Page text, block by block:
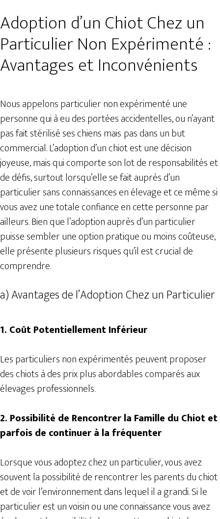
Adoption d’un Chiot Chez un
Particulier Non Expérimenté :
Avantages et Inconvénients
Nous appelons particulier non expérimenté une
personne qui à eu des portées accidentelles, ou n’ayant
pas fait stérilisé ses chiens mais pas dans un but
commercial. L’adoption d’un chiot est une décision
joyeuse, mais qui comporte son lot de responsabilités et
de défis, surtout lorsqu’elle se fait auprès d’un
particulier sans connaissances en élevage et ce même si
vous avez une totale confiance en cette personne par
ailleurs. Bien que l’adoption auprès d’un particulier
puisse sembler une option pratique ou moins coûteuse,
elle présente plusieurs risques qu’il est crucial de
comprendre.
a) Avantages de l’Adoption Chez un Particulier
1. Coût Potentiellement Inférieur
Les particuliers non expérimentés peuvent proposer
des chiots à des prix plus abordables comparés aux
élevages professionnels.
2. Possibilité de Rencontrer la Famille du Chiot et
parfois de continuer à la fréquenter
Lorsque vous adoptez chez un particulier, vous avez
souvent la possibilité de rencontrer les parents du chiot
et de voir l’environnement dans lequel il a grandi. Si le
particulier est un voisin ou une connaissance vous avez